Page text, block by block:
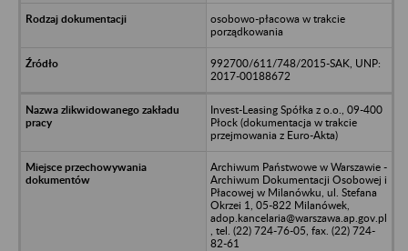
osobowo-płacowa w trakcie
porządkowania
992700/611/748/2015-SAK, UNP:
2017-00188672
Invest-Leasing Spółka z o.o., 09-400
Płock (dokumentacja w trakcie
przejmowania z Euro-Akta)
Archiwum Państwowe w Warszawie -
Archiwum Dokumentacji Osobowej i
Płacowej w Milanówku, ul. Stefana
Okrzei 1, 05-822 Milanówek,
adop.kancelaria@warszawa.ap.gov.pl
, tel. (22) 724-76-05, fax. (22) 724-
82-61